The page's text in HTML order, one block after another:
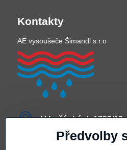
Kontakty
AE vysoušeče Šimandl s.r.o
V Lužánkách 1722/12,
technická konzultace
Předvolby